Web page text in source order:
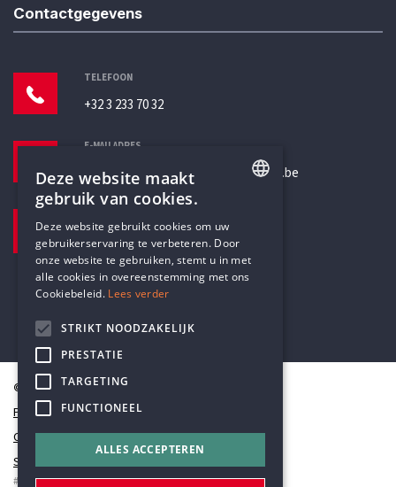
Contactgegevens
TELEFOON
+32 3 233 70 32
E-MAILADRES
secretariaat@humanistischverbond.be
Pottenbrug 4
Antwerpen, 2000
© Humanistisch Verbond 2026
Privacy
Cookiestatement
Sitemap
#codedwithlove byCodelines
DUTCH
Deze website maakt
gebruik van cookies.
Deze website gebruikt cookies om uw
gebruikerservaring te verbeteren. Door
onze website te gebruiken, stemt u in met
alle cookies in overeenstemming met ons
Cookiebeleid. Lees verder
STRIKT NOODZAKELIJK
PRESTATIE
TARGETING
FUNCTIONEEL
ALLES ACCEPTEREN